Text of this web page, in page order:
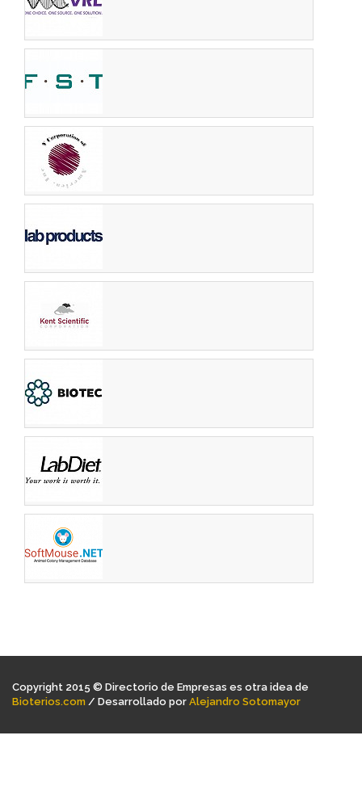
Copyright 2015 © Directorio de Empresas es otra idea de
Bioterios.com / Desarrollado por Alejandro Sotomayor